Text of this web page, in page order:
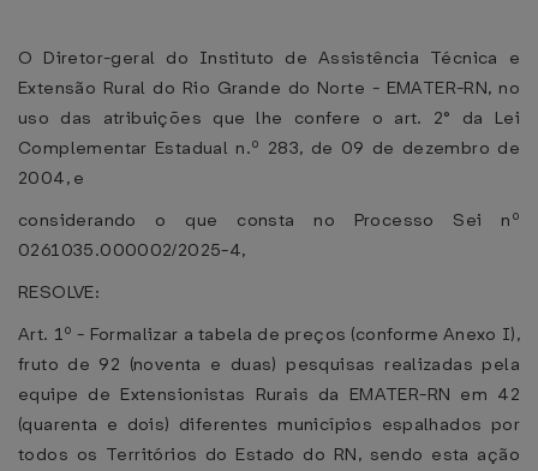
O Diretor-geral do Instituto de Assistência Técnica e
Extensão Rural do Rio Grande do Norte - EMATER-RN, no
uso das atribuições que lhe confere o art. 2° da Lei
Complementar Estadual n.º 283, de 09 de dezembro de
2004, e
considerando o que consta no Processo Sei nº
0261035.000002/2025-4,
RESOLVE:
Art. 1º - Formalizar a tabela de preços (conforme Anexo I),
fruto de 92 (noventa e duas) pesquisas realizadas pela
equipe de Extensionistas Rurais da EMATER-RN em 42
(quarenta e dois) diferentes municípios espalhados por
todos os Territórios do Estado do RN, sendo esta ação